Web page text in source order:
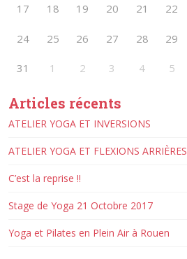
17 18 19 20 21 22
24 25 26 27 28 29
31 1 2 3 4 5
Articles récents
ATELIER YOGA ET INVERSIONS
ATELIER YOGA ET FLEXIONS ARRIÈRES
C’est la reprise !!
Stage de Yoga 21 Octobre 2017
Yoga et Pilates en Plein Air à Rouen